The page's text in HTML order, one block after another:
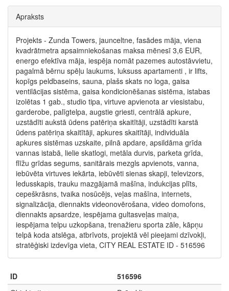
Apraksts
Projekts - Zunda Towers, jaunceltne, fasādes māja, viena
kvadrātmetra apsaimniekošanas maksa mēnesī 3,6 EUR,
energo efektīva māja, iespēja nomāt pazemes autostāvvietu,
pagalmā bērnu spēļu laukums, luksuss apartamenti , ir lifts,
kopīgs peldbaseins, sauna, plašs skats no loga, gaisa
ventilācijas sistēma, gaisa kondicionēšanas sistēma, istabas
izolētas 1 gab., studio tipa, virtuve apvienota ar viesistabu,
garderobe, palīgtelpa, augstie griesti, centrālā apkure,
uzstādīti aukstā ūdens patēriņa skaitītāji, uzstādīti karstā
ūdens patēriņa skaitītāji, apkures skaitītāji, individuāla
apkures sistēmas uzskaite, pilnā apdare, apsildāma grīda
vannas istabā, lielie skatlogi, metāla durvis, parketa grīda,
flīžu grīdas segums, sanitārais mezgls apvienots, vanna,
iebūvēta virtuves iekārta, iebūvēti sienas skapji, televizors,
ledusskapis, trauku mazgājamā mašīna, indukcijas plīts,
cepeškrāsns, tvaika nosūcējs, veļas mašīna, internets,
signalizācija, diennakts videonovērošana, video domofons,
diennakts apsardze, iespējama gultasveļas maiņa,
iespējama telpu uzkopšana, trenažieru sporta zāle, kāpņu
telpā koda atslēga, atbrīvots, projektā vēl pieejami dzīvokļi,
stratēģiski izdevīga vieta, CITY REAL ESTATE ID - 516596
ID
516596